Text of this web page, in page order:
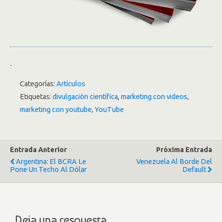
.
Categorías: Artículos
Etiquetas: divulgación científica, marketing con videos,
marketing con youtube, YouTube
Entrada Anterior
Argentina: El BCRA Le
Pone Un Techo Al Dólar
Próxima Entrada
Venezuela Al Borde Del
Default